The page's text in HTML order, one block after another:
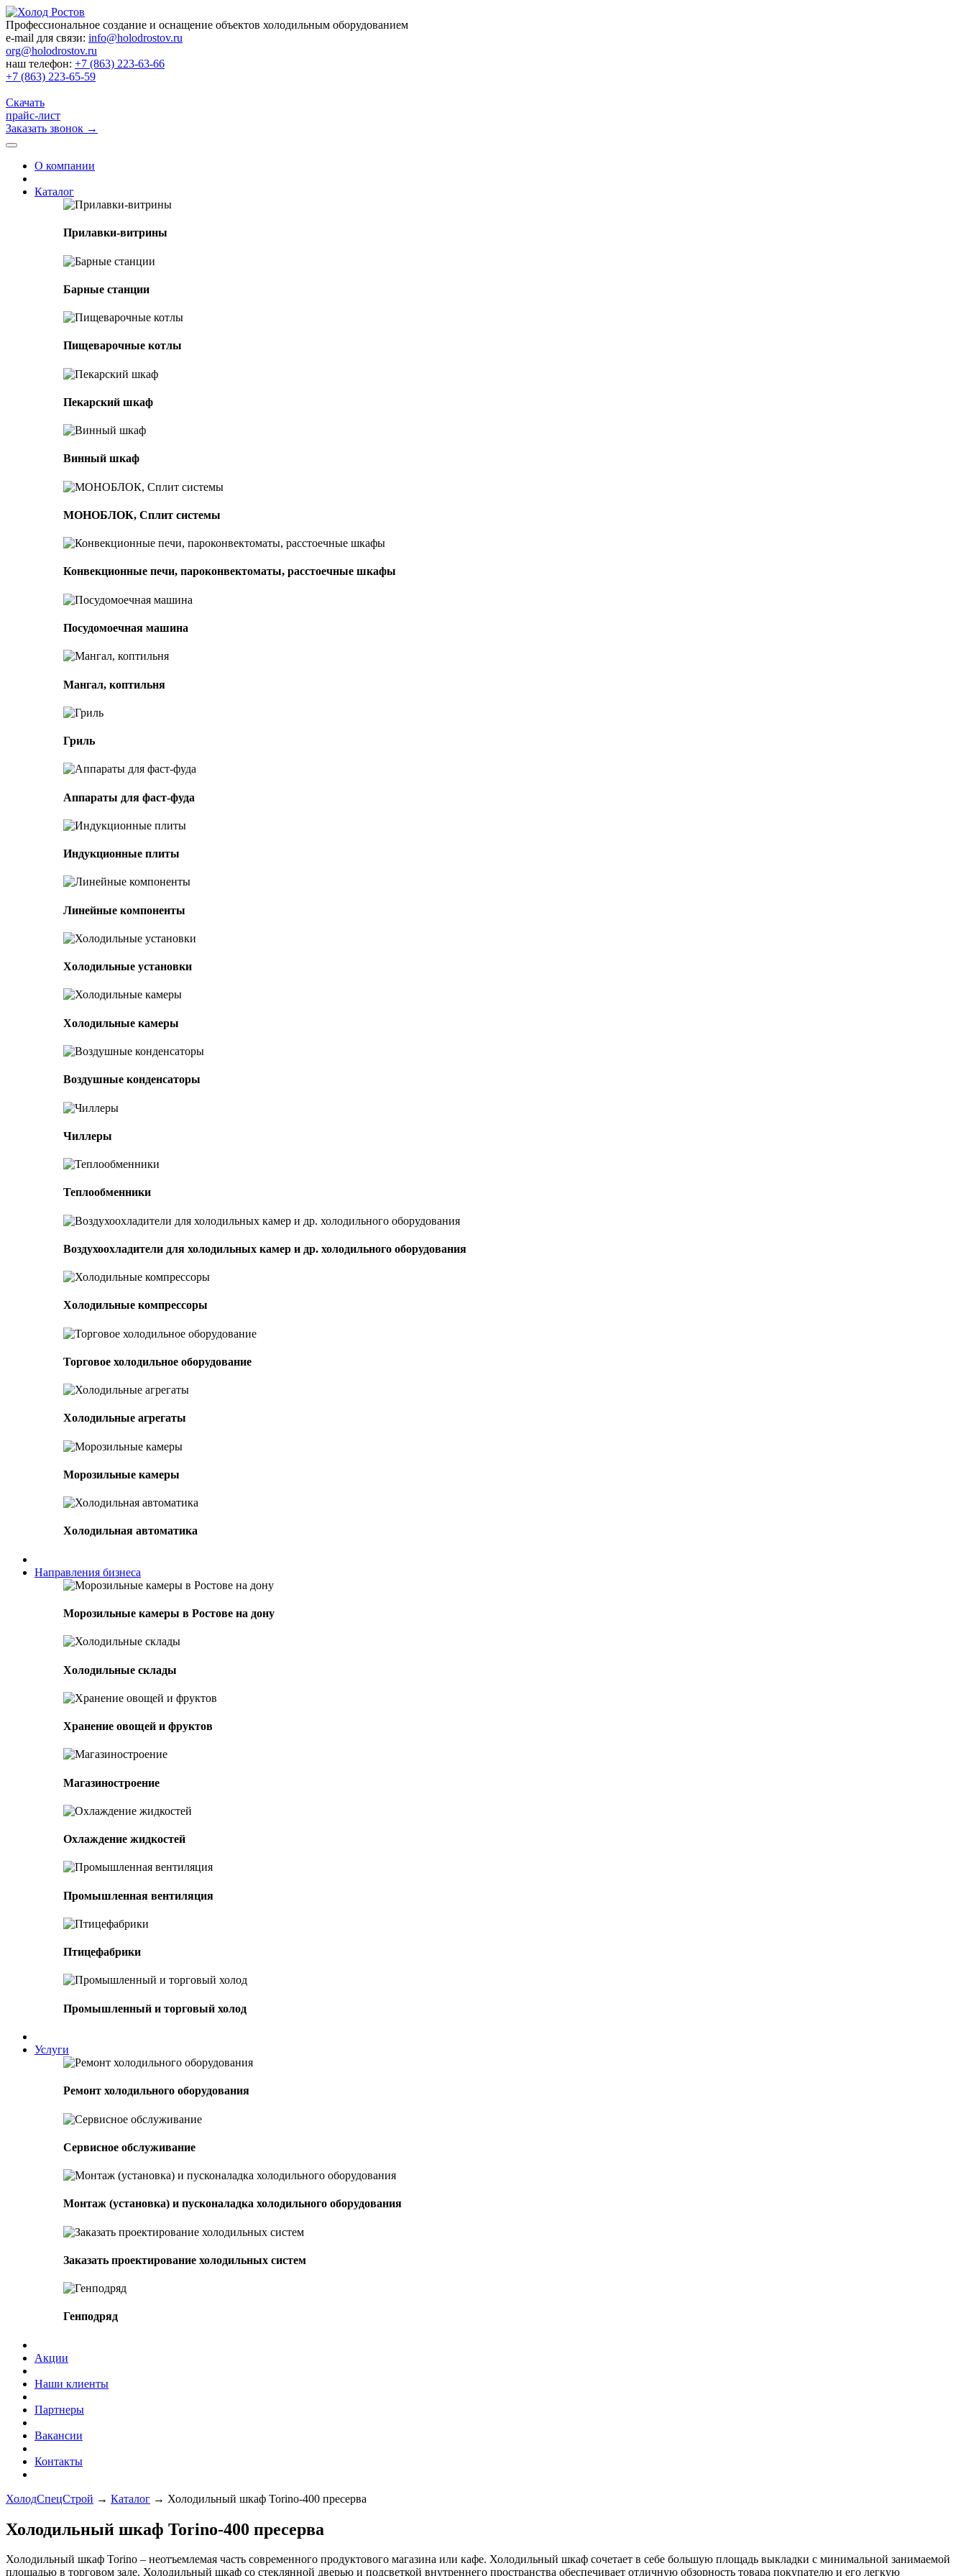
Профессиональное создание и оснащение объектов холодильным оборудованием
e-mail для связи: info@holodrostov.ru
org@holodrostov.ru
наш телефон: +7 (863) 223-63-66
+7 (863) 223-65-59
Скачать
прайс-лист
Заказать звонок →
О компании
Каталог
Прилавки-витрины
Барные станции
Пищеварочные котлы
Пекарский шкаф
Винный шкаф
МОНОБЛОК, Сплит системы
Конвекционные печи, пароконвектоматы, расстоечные шкафы
Посудомоечная машина
Мангал, коптильня
Гриль
Аппараты для фаст-фуда
Индукционные плиты
Линейные компоненты
Холодильные установки
Холодильные камеры
Воздушные конденсаторы
Чиллеры
Теплообменники
Воздухоохладители для холодильных камер и др. холодильного оборудования
Холодильные компрессоры
Торговое холодильное оборудование
Холодильные агрегаты
Морозильные камеры
Холодильная автоматика
Направления бизнеса
Морозильные камеры в Ростове на дону
Холодильные склады
Хранение овощей и фруктов
Магазиностроение
Охлаждение жидкостей
Промышленная вентиляция
Птицефабрики
Промышленный и торговый холод
Услуги
Ремонт холодильного оборудования
Сервисное обслуживание
Монтаж (установка) и пусконаладка холодильного оборудования
Заказать проектирование холодильных систем
Генподряд
Акции
Наши клиенты
Партнеры
Вакансии
Контакты
ХолодСпецСтрой → Каталог → Холодильный шкаф Torino-400 пресерва
Холодильный шкаф Torino-400 пресерва
Холодильный шкаф Torino – неотъемлемая часть современного продуктового магазина или кафе. Холодильный шкаф сочетает в себе большую площадь выкладки с минимальной занимаемой
площадью в торговом зале. Холодильный шкаф со стеклянной дверью и подсветкой внутреннего пространства обеспечивает отличную обзорность товара покупателю и его легкую